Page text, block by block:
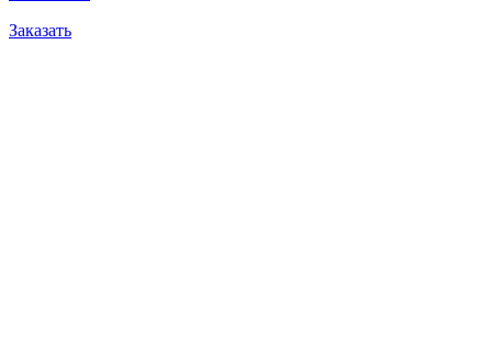
Заказать